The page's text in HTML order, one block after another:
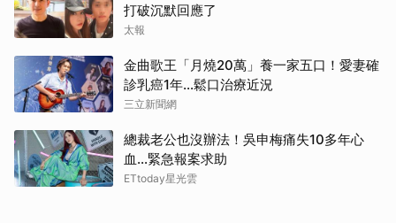
打破沉默回應了
太報
金曲歌王「月燒20萬」養一家五口！愛妻確
診乳癌1年…鬆口治療近況
三立新聞網
總裁老公也沒辦法！吳申梅痛失10多年心
血...緊急報案求助
ETtoday星光雲